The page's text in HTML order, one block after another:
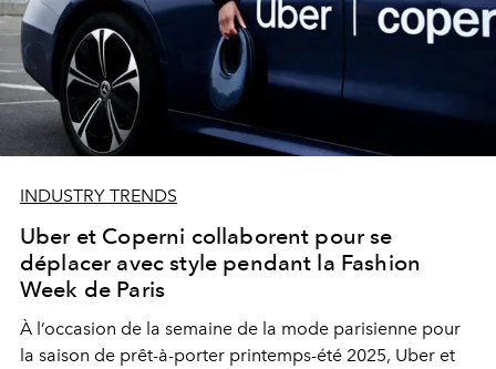
INDUSTRY TRENDS
Uber et Coperni collaborent pour se
déplacer avec style pendant la Fashion
Week de Paris
À l’occasion de la semaine de la mode parisienne pour
la saison de prêt-à-porter printemps-été 2025, Uber et